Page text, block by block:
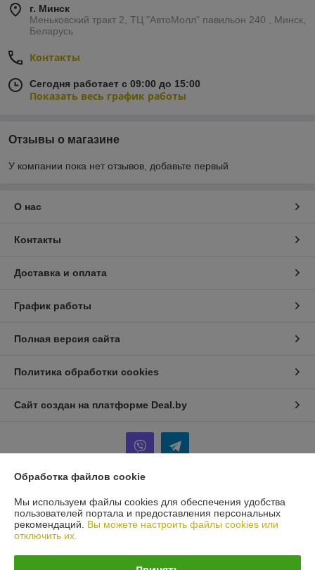
г. Минск
Меньковский тракт 2, ТЦ "АвтоМолл" павильон 240 , Минск,
Беларусь
Контакты
Сегодня работает с 09:00 до 15:00
Показать весь график работы
Отзывы о магазине
У компании пока нет отзывов, добавьте первый
О нас
Контакты
Доставка и оплата
График работы
Полная версия сайта
Политика обработки cookies
Сайт создан на платформе Deal.by
Информация для покупателя
Юридическое лицо:ИП Терещенко Игорь Анатольевич
Минск
Регистрационный номер ЕГР: 101436571
Обработка файлов cookie
Мы используем файлы cookies для обеспечения удобства
пользователей портала и предоставления персональных
рекомендаций. Вы можете настроить файлы cookies или
отключить их.